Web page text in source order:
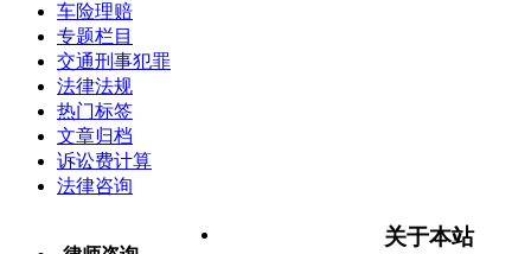
车险理赔
专题栏目
交通刑事犯罪
法律法规
热门标签
文章归档
诉讼费计算
法律咨询
关于本站